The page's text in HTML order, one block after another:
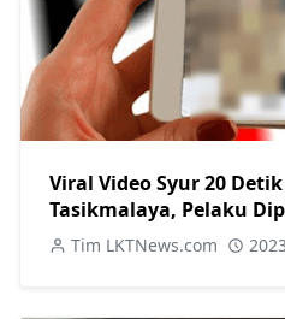
Viral Video Syur 20
Tasikmalaya, Pelaku
Tim LKTNews.com